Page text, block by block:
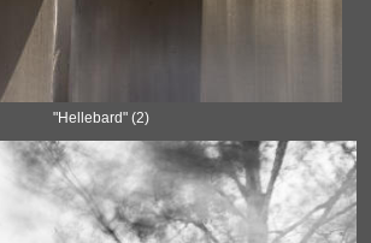
"Hellebard" (2)